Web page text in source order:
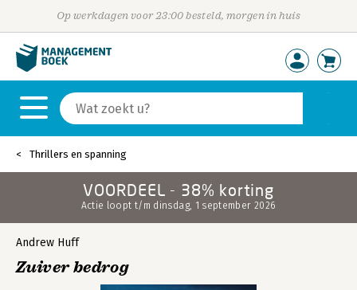
Op werkdagen voor 23:00 besteld, morgen in huis
Thrillers en spanning
VOORDEEL - 38% korting
Actie loopt t/m dinsdag, 1 september 2026
Andrew Huff
Zuiver bedrog